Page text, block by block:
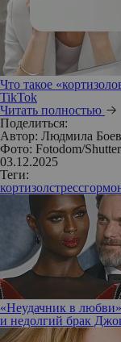
Что такое
TikTok
Читать полностью
Поделиться:
Автор: Людмила
Фото: Fotodom/
03.12.2025
Теги:
кортизолстресс
«Неудачник в
и недолгий брак